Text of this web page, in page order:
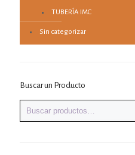
TUBERÍA IMC
Sin categorizar
Buscar un Producto